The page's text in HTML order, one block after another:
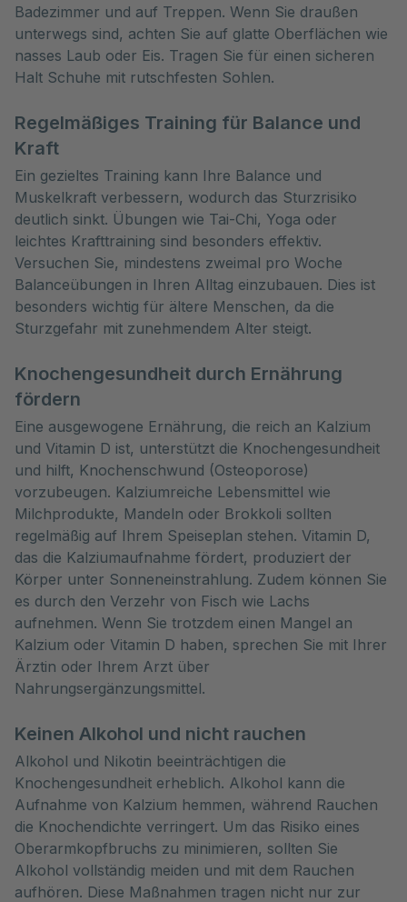
Badezimmer und auf Treppen. Wenn Sie draußen
unterwegs sind, achten Sie auf glatte Oberflächen wie
nasses Laub oder Eis. Tragen Sie für einen sicheren
Halt Schuhe mit rutschfesten Sohlen.
Regelmäßiges Training für Balance und
Kraft
Ein gezieltes Training kann Ihre Balance und
Muskelkraft verbessern, wodurch das Sturzrisiko
deutlich sinkt. Übungen wie Tai-Chi, Yoga oder
leichtes Krafttraining sind besonders effektiv.
Versuchen Sie, mindestens zweimal pro Woche
Balanceübungen in Ihren Alltag einzubauen. Dies ist
besonders wichtig für ältere Menschen, da die
Sturzgefahr mit zunehmendem Alter steigt.
Knochengesundheit durch Ernährung
fördern
Eine ausgewogene Ernährung, die reich an Kalzium
und Vitamin D ist, unterstützt die Knochengesundheit
und hilft, Knochenschwund (Osteoporose)
vorzubeugen. Kalziumreiche Lebensmittel wie
Milchprodukte, Mandeln oder Brokkoli sollten
regelmäßig auf Ihrem Speiseplan stehen. Vitamin D,
das die Kalziumaufnahme fördert, produziert der
Körper unter Sonneneinstrahlung. Zudem können Sie
es durch den Verzehr von Fisch wie Lachs
aufnehmen. Wenn Sie trotzdem einen Mangel an
Kalzium oder Vitamin D haben, sprechen Sie mit Ihrer
Ärztin oder Ihrem Arzt über
Nahrungsergänzungsmittel.
Keinen Alkohol und nicht rauchen
Alkohol und Nikotin beeinträchtigen die
Knochengesundheit erheblich. Alkohol kann die
Aufnahme von Kalzium hemmen, während Rauchen
die Knochendichte verringert. Um das Risiko eines
Oberarmkopfbruchs zu minimieren, sollten Sie
Alkohol vollständig meiden und mit dem Rauchen
aufhören. Diese Maßnahmen tragen nicht nur zur